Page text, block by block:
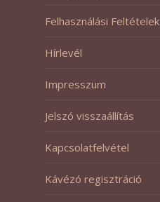
Felhasználási Feltételek
Hírlevél
Impresszum
Jelszó visszaállítás
Kapcsolatfelvétel
Kávézó regisztráció